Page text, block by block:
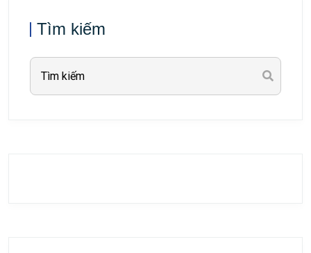
Tìm kiếm